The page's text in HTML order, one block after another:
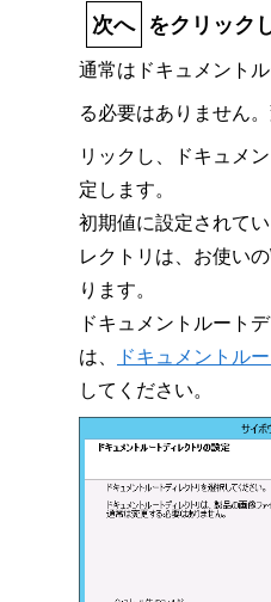
次へ をクリック
通常はドキュメント
る必要はありません
リックし、ドキュメ
定します。
初期値に設定されて
レクトリは、お使い
ります。
ドキュメントルート
は、
ドキュメントル
してください。